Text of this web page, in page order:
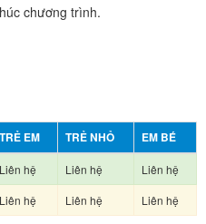
chương trình.
TRẺ EM TRẺ NHỎ EM BÉ
Liên hệ Liên hệ
Liên hệ
Liên hệ Liên hệ Liên hệ